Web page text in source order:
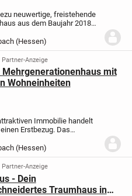
neuwertige, freistehende
aus dem Baujahr 2018
Immobilie befindet sich in
Ortsrandlage von...
(Hessen)
Partner-Anzeige
Mehrgenerationenhaus mit
Wohneinheiten
Immobilie handelt
Erstbezug. Das
Innenausstattung aus. Zu
zählt neben acht schönen
(Hessen)
Partner-Anzeige
- Dein
Traumhaus in